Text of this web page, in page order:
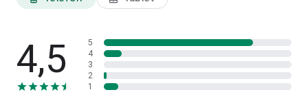
World Mobil'i yorumlarınız doğrultusunda geliştirmeye devam
edeceğiz.
4,5
5
4
3
2
1